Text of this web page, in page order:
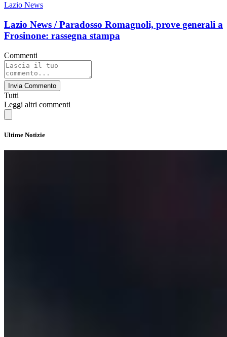
Lazio News
Lazio News / Paradosso Romagnoli, prove generali a
Frosinone: rassegna stampa
Commenti
Invia Commento
Tutti
Leggi altri commenti
Ultime Notizie